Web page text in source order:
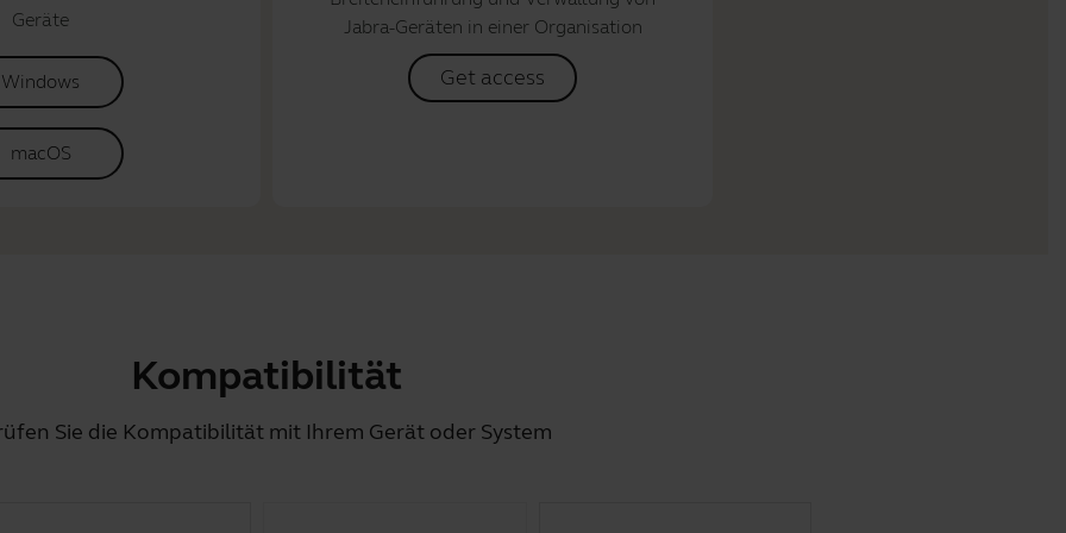
Geräte
Windows
macOS
Jabra-Geräten in einer Organisation
Get access
Kompatibilität
Sie die Kompatibilität mit Ihrem Gerät oder System